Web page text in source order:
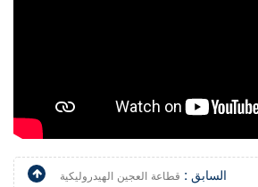
السابق : قطاعة العجين الهيدروليكية